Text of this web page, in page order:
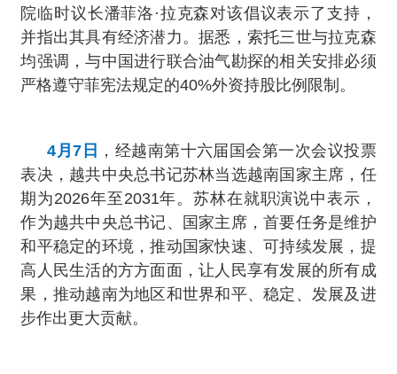
院临时议长潘菲洛·拉克森对该倡议表示了支持，
并指出其具有经济潜力。据悉，索托三世与拉克森
均强调，与中国进行联合油气勘探的相关安排必须
严格遵守菲宪法规定的40%外资持股比例限制。
4月7日 ，经越南第十六届国会第一次会议投票
表决，越共中央总书记苏林当选越南国家主席，任
期为2026年至2031年。苏林在就职演说中表示，
作为越共中央总书记、国家主席，首要任务是维护
和平稳定的环境，推动国家快速、可持续发展，提
高人民生活的方方面面，让人民享有发展的所有成
果，推动越南为地区和世界和平、稳定、发展及进
步作出更大贡献。